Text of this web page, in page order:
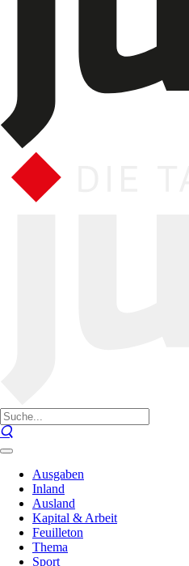
Ausgaben
Inland
Ausland
Kapital & Arbeit
Feuilleton
Thema
Sport